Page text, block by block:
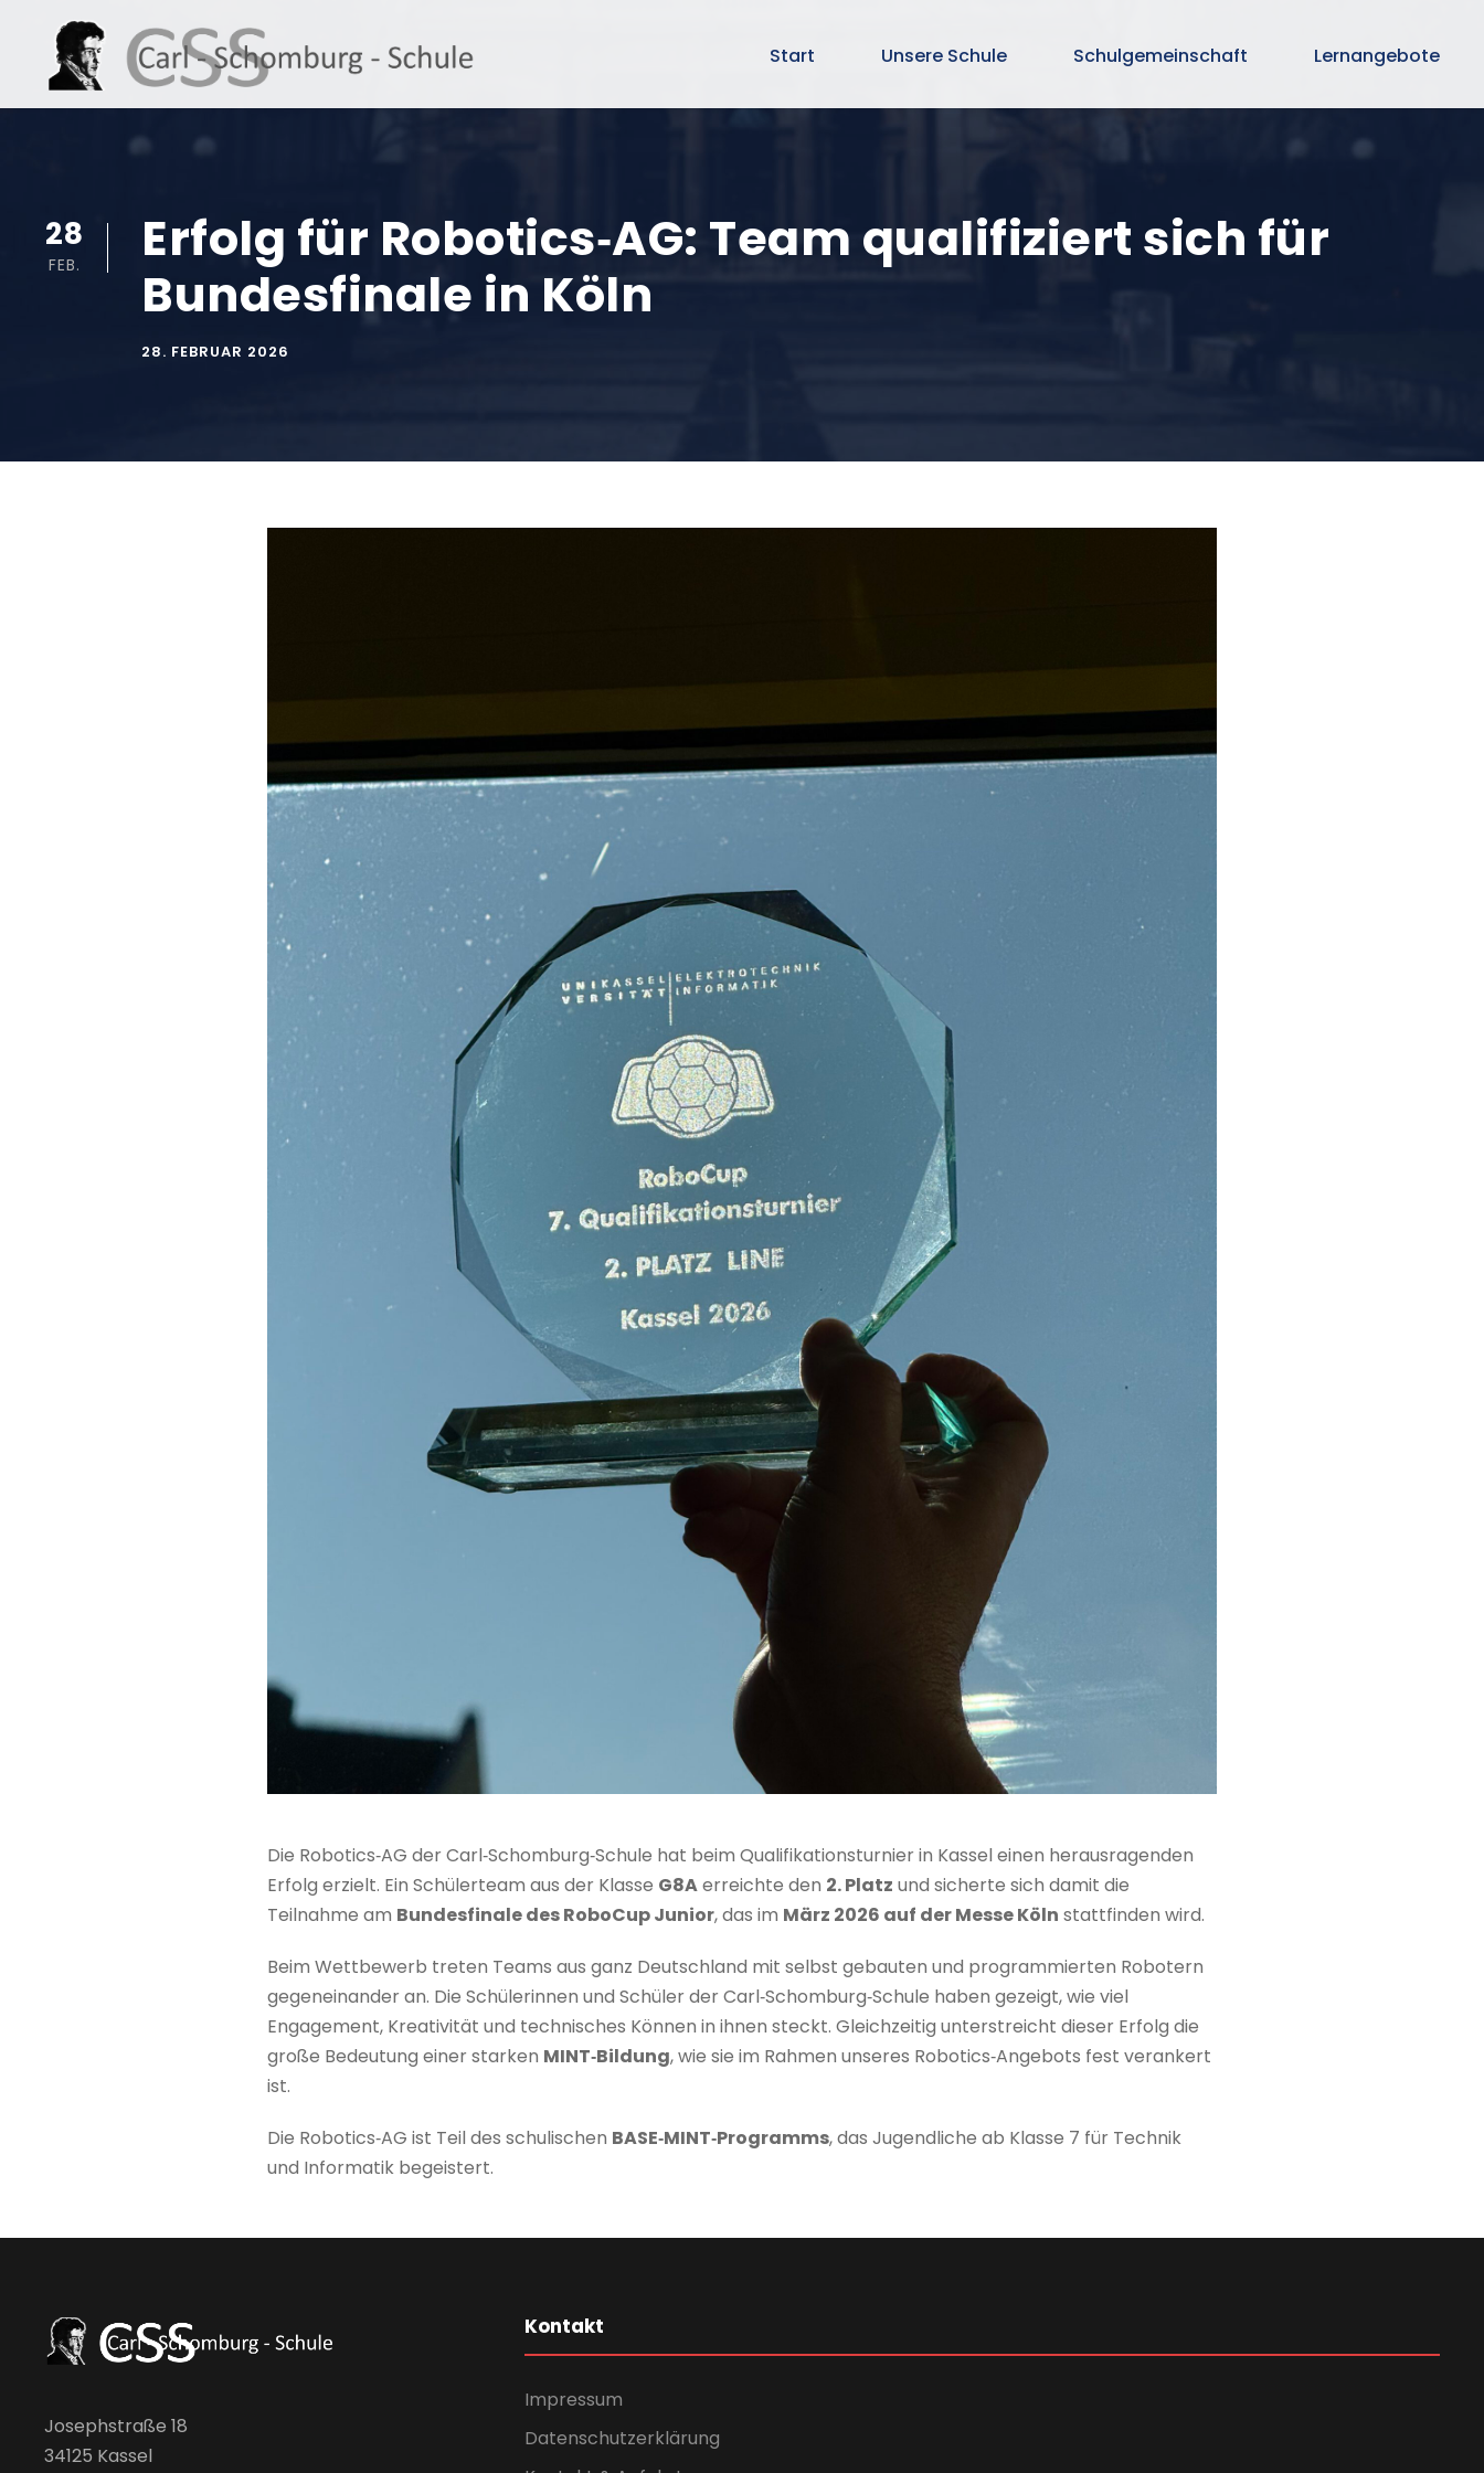
Start Unsere Schule Schulgemeinschaft Lernangebote
28
FEB.
Erfolg für Robotics‑AG: Team qualifiziert sich für
Bundesfinale in Köln
28. FEBRUAR 2026
Die Robotics‑AG der Carl‑Schomburg‑Schule hat beim Qualifikationsturnier in Kassel einen herausragenden
Erfolg erzielt. Ein Schülerteam aus der Klasse G8Aerreichte den 2. Platz und sicherte sich damit die
Teilnahme am Bundesfinale des RoboCup Junior, das im März 2026 auf der Messe Köln stattfinden wird.
Beim Wettbewerb treten Teams aus ganz Deutschland mit selbst gebauten und programmierten Robotern
gegeneinander an. Die Schülerinnen und Schüler der Carl‑Schomburg‑Schule haben gezeigt, wie viel
Engagement, Kreativität und technisches Können in ihnen steckt. Gleichzeitig unterstreicht dieser Erfolg die
große Bedeutung einer starken MINT‑Bildung, wie sie im Rahmen unseres Robotics‑Angebots fest verankert
ist.
Die Robotics‑AG ist Teil des schulischen BASE‑MINT‑Programms, das Jugendliche ab Klasse 7 für Technik
und Informatik begeistert.
Josephstraße 18
34125 Kassel
Kontakt
Impressum
Datenschutzerklärung